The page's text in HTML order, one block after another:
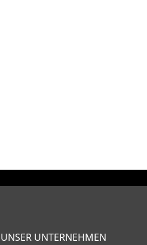
UNSER UNTERNEHMEN